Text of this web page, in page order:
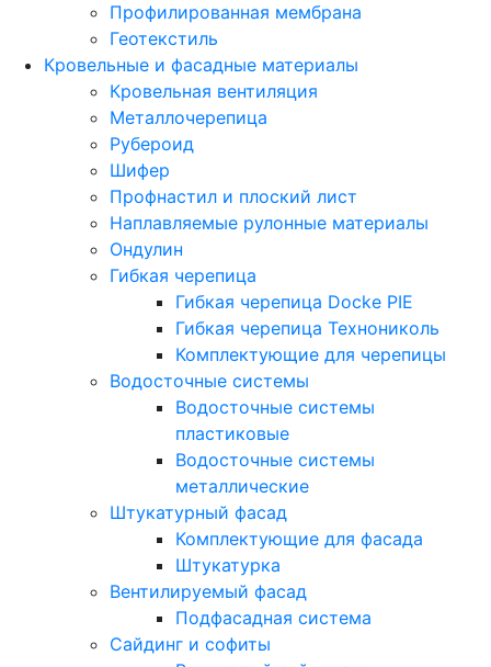
Профилированная мембрана
Геотекстиль
Кровельные и фасадные материалы
Кровельная вентиляция
Металлочерепица
Рубероид
Шифер
Профнастил и плоский лист
Наплавляемые рулонные материалы
Ондулин
Гибкая черепица
Гибкая черепица Docke PIE
Гибкая черепица Технониколь
Комплектующие для черепицы
Водосточные системы
Водосточные системы
пластиковые
Водосточные системы
металлические
Штукатурный фасад
Комплектующие для фасада
Штукатурка
Вентилируемый фасад
Подфасадная система
Сайдинг и софиты